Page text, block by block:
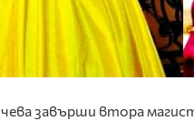
завърши втора